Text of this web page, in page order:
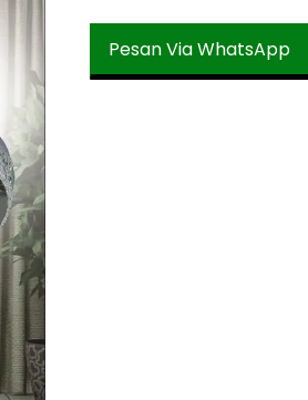
Pesan Via WhatsApp